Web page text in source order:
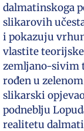
dalmatinskoga
slikarovih
i pokazuju
vlastite
zemljano-sivim
rođen u
slikarski
podneblju
realitetu